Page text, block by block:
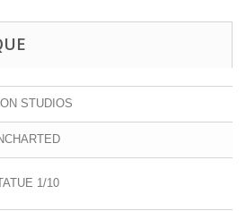
STUDIOS
1/10